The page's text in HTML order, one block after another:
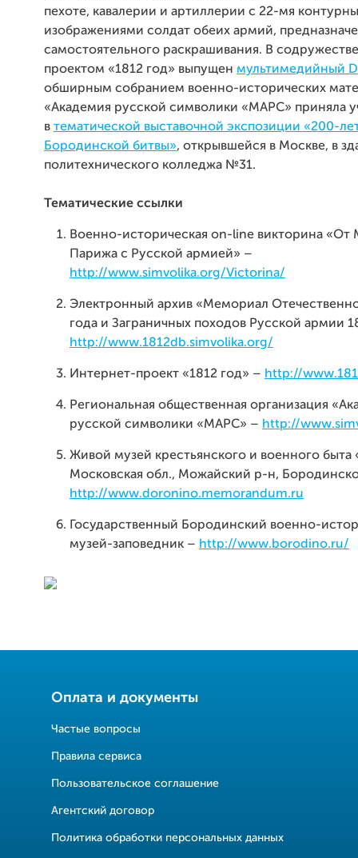
пехоте, кавалерии и артиллерии с 22-мя
изображениями солдат обеих армий,
самостоятельного раскрашивания. В
проектом «1812 год» выпущен мультимедийный
обширным собранием военно-исторических
«Академия русской символики «МАРС» приняла
в тематической выставочной экспозиции «200-
Бородинской битвы», открывшейся в Москве, в
политехнического колледжа №31.
Тематические ссылки
Военно-историческая on-line викторина «От
Парижа с Русской армией» –
http://www.simvolika.org/Victorina/
Электронный архив «Мемориал
года и Заграничных походов Русской армии
http://www.1812db.simvolika.org/
Интернет-проект «1812 год» – http://
Региональная общественная организация
русской символики «МАРС» – http://
Живой музей крестьянского и военного
Московская обл., Можайский р-н,
http://www.doronino.memorandum.ru
Государственный Бородинский военно-
музей-заповедник – http://www.borodino.ru/
Оплата и документы
Частые вопросы
Правила сервиса
Пользовательское соглашение
Агентский договор
Политика обработки персональных данных